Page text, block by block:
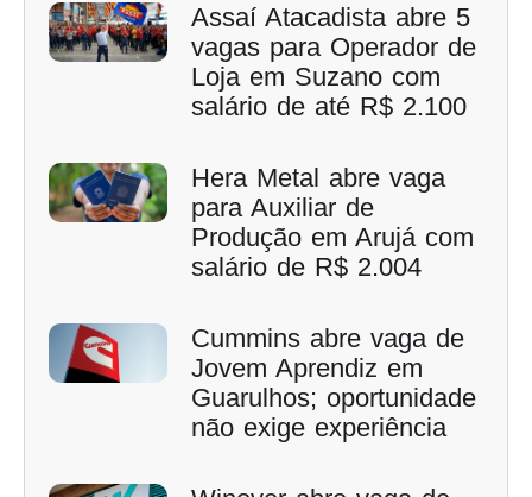
Assaí Atacadista abre 5
vagas para Operador de
Loja em Suzano com
salário de até R$ 2.100
Hera Metal abre vaga
para Auxiliar de
Produção em Arujá com
salário de R$ 2.004
Cummins abre vaga de
Jovem Aprendiz em
Guarulhos; oportunidade
não exige experiência